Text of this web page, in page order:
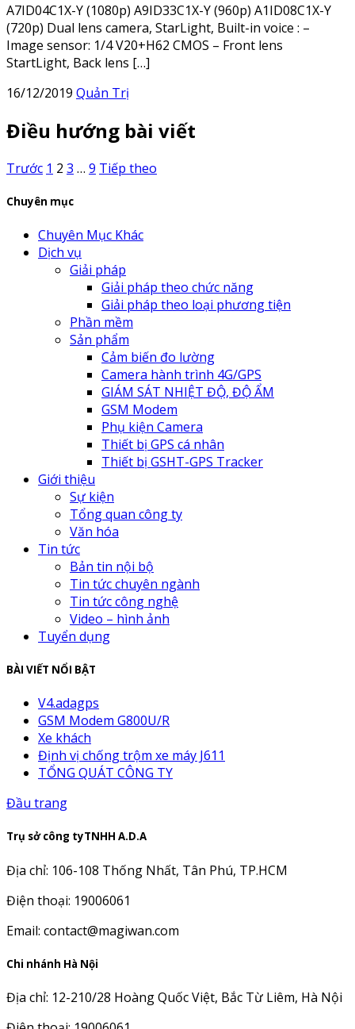
A7ID04C1X-Y (1080p) A9ID33C1X-Y (960p) A1ID08C1X-Y
(720p) Dual lens camera, StarLight, Built-in voice : –
Image sensor: 1/4 V20+H62 CMOS – Front lens
StartLight, Back lens […]
16/12/2019 Quản Trị
Điều hướng bài viết
Trước 1 2 3 … 9 Tiếp theo
Chuyên mục
Chuyên Mục Khác
Dịch vụ
Giải pháp
Giải pháp theo chức năng
Giải pháp theo loại phương tiện
Phần mềm
Sản phẩm
Cảm biến đo lường
Camera hành trình 4G/GPS
GIÁM SÁT NHIỆT ĐỘ, ĐỘ ẨM
GSM Modem
Phụ kiện Camera
Thiết bị GPS cá nhân
Thiết bị GSHT-GPS Tracker
Giới thiệu
Sự kiện
Tổng quan công ty
Văn hóa
Tin tức
Bản tin nội bộ
Tin tức chuyên ngành
Tin tức công nghệ
Video – hình ảnh
Tuyển dụng
BÀI VIẾT NỔI BẬT
V4.adagps
GSM Modem G800U/R
Xe khách
Định vị chống trộm xe máy J611
TỔNG QUÁT CÔNG TY
Đầu trang
Trụ sở công tyTNHH A.D.A
Địa chỉ: 106-108 Thống Nhất, Tân Phú, TP.HCM
Điện thoại: 19006061
Email: contact@magiwan.com
Chi nhánh Hà Nội
Địa chỉ: 12-210/28 Hoàng Quốc Việt, Bắc Từ Liêm, Hà Nội